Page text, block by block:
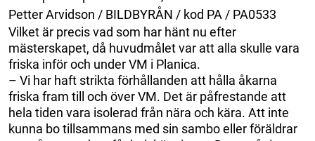
Petter Arvidson / BILDBYRÅN / kod PA / PA0533
Vilket är precis vad som har hänt nu efter
mästerskapet, då huvudmålet var att alla skulle vara
friska inför och under VM i Planica.
– Vi har haft strikta förhållanden att hålla åkarna
friska fram till och över VM. Det är påfrestande att
hela tiden vara isolerad från nära och kära. Att inte
kunna bo tillsammans med sin sambo eller föräldrar